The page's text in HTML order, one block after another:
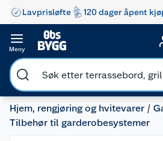
Lavprisløfte 120 dager åpent
Meny
Hjem, rengjøring og hvitevarer
Tilbehør til garderobesystemer